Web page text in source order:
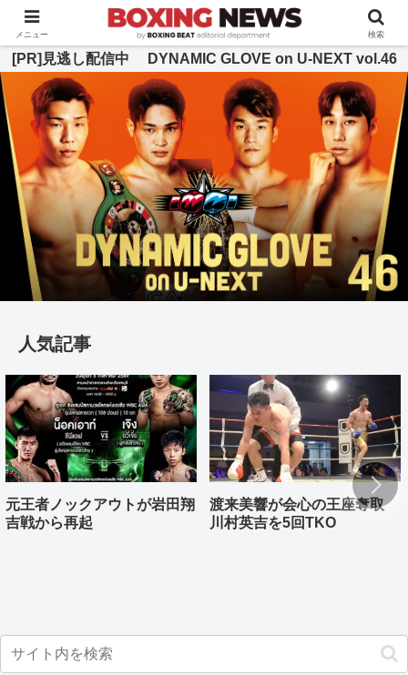
BOXING BEAT [ボクシング・ビート] 公式サイト
[PR]見逃し配信中 DYNAMIC GLOVE on U-NEXT vol.46
人気記事
元王者ノックアウトが岩田翔
吉戦から再起
渡来美響が会心の王座奪取
川村英吉を5回TKO
メニュー 検索